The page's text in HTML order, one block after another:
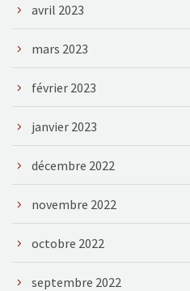
avril 2023
mars 2023
février 2023
janvier 2023
décembre 2022
novembre 2022
octobre 2022
septembre 2022